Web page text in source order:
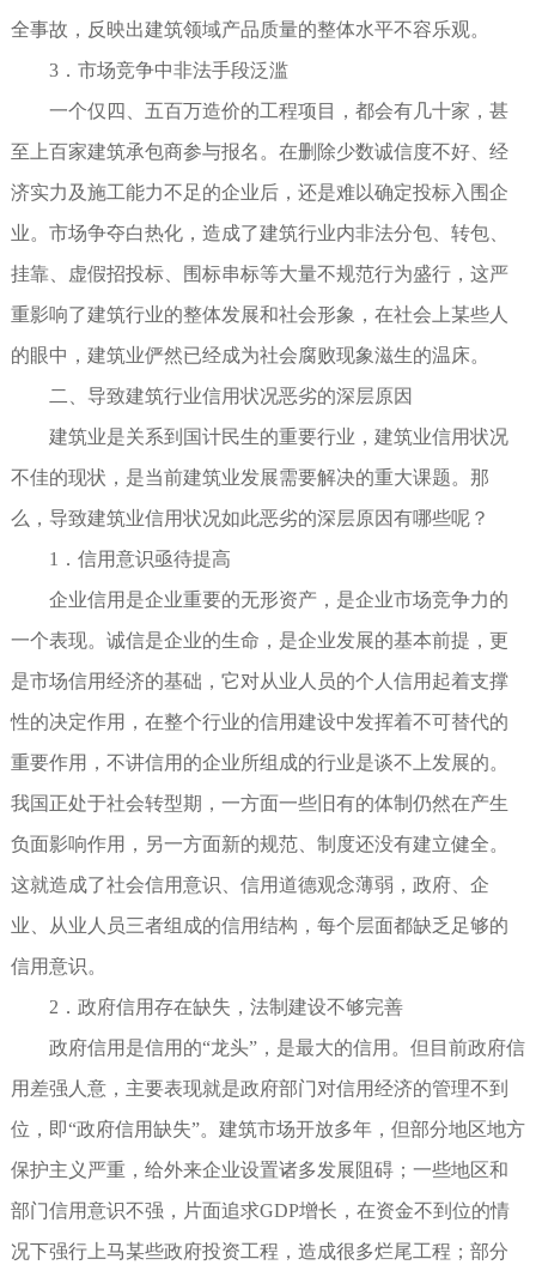
全事故，反映出建筑领域产品质量的整体水平不容乐观。
3．市场竞争中非法手段泛滥
一个仅四、五百万造价的工程项目，都会有几十家，甚
至上百家建筑承包商参与报名。在删除少数诚信度不好、经
济实力及施工能力不足的企业后，还是难以确定投标入围企
业。市场争夺白热化，造成了建筑行业内非法分包、转包、
挂靠、虚假招投标、围标串标等大量不规范行为盛行，这严
重影响了建筑行业的整体发展和社会形象，在社会上某些人
的眼中，建筑业俨然已经成为社会腐败现象滋生的温床。
二、导致建筑行业信用状况恶劣的深层原因
建筑业是关系到国计民生的重要行业，建筑业信用状况
不佳的现状，是当前建筑业发展需要解决的重大课题。那
么，导致建筑业信用状况如此恶劣的深层原因有哪些呢？
1．信用意识亟待提高
企业信用是企业重要的无形资产，是企业市场竞争力的
一个表现。诚信是企业的生命，是企业发展的基本前提，更
是市场信用经济的基础，它对从业人员的个人信用起着支撑
性的决定作用，在整个行业的信用建设中发挥着不可替代的
重要作用，不讲信用的企业所组成的行业是谈不上发展的。
我国正处于社会转型期，一方面一些旧有的体制仍然在产生
负面影响作用，另一方面新的规范、制度还没有建立健全。
这就造成了社会信用意识、信用道德观念薄弱，政府、企
业、从业人员三者组成的信用结构，每个层面都缺乏足够的
信用意识。
2．政府信用存在缺失，法制建设不够完善
政府信用是信用的“龙头”，是最大的信用。但目前政府信
用差强人意，主要表现就是政府部门对信用经济的管理不到
位，即“政府信用缺失”。建筑市场开放多年，但部分地区地方
保护主义严重，给外来企业设置诸多发展阻碍；一些地区和
部门信用意识不强，片面追求GDP增长，在资金不到位的情
况下强行上马某些政府投资工程，造成很多烂尾工程；部分